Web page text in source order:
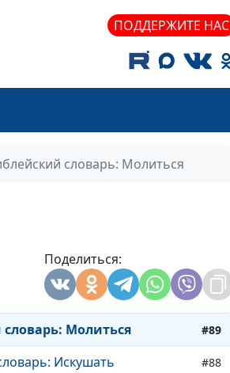
ПОДДЕРЖИТЕ НАС
словарь: Молиться
Поделиться:
Всесожжение #98
#97
Елей #95
Первосвященник
Пророк #91
Клятва #90
Молиться #89
Искушать #88